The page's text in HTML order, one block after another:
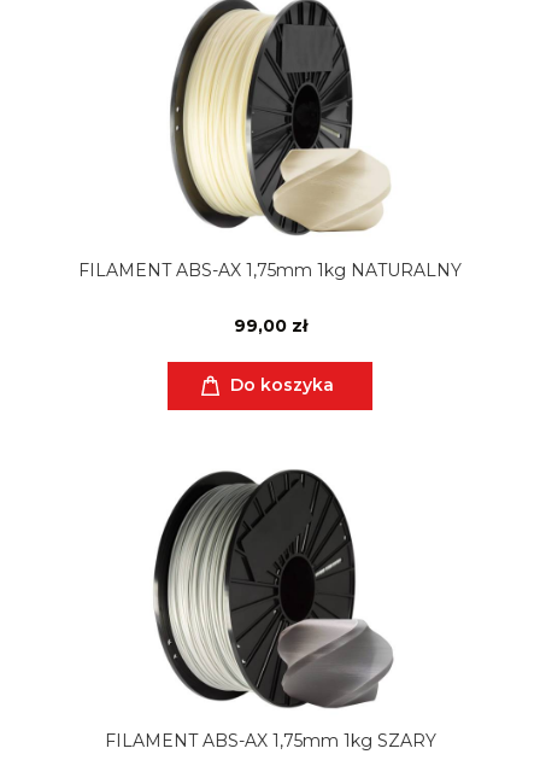
FILAMENT ABS-AX 1,75mm 1kg NATURALNY
99,00 zł
Do koszyka
FILAMENT ABS-AX 1,75mm 1kg SZARY